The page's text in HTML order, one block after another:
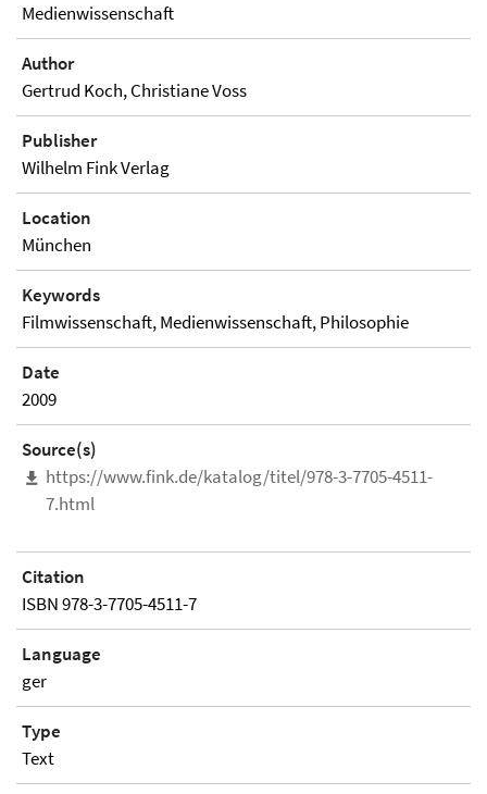
Medienwissenschaft
Author
Gertrud Koch, Christiane Voss
Publisher
Wilhelm Fink Verlag
Location
München
Keywords
Filmwissenschaft, Medienwissenschaft, Philosophie
Date
2009
Source(s)
https://www.fink.de/katalog/titel/978-3-7705-4511-
7.html
Citation
ISBN 978-3-7705-4511-7
Language
ger
Type
Text